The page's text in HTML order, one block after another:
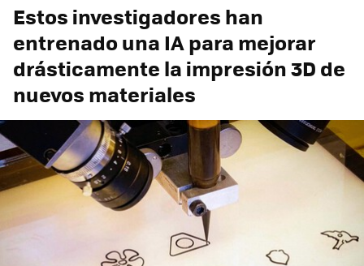
Estos investigadores han
entrenado una IA para mejorar
drásticamente la impresión 3D de
nuevos materiales